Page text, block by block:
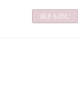
続きを読む